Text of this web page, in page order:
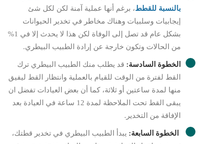
بالنسبة للقطط، برغم أنها عملية آمنة لكن لكل شئ
إيجابيات وسلبيات وهناك مخاطر في تخدير الحيوانات
بشكل عام قد تصل إلى الوفاة لكن هذا لا يحدث إلا في 1%
من الحالات وتكون خارجة عن إرادة الطبيب البيطري.
الخطوة السادسة: قد يطلب منك الطبيب البيطري ترك
القط لفترة من الوقت للقيام بالعملية وانتظار القط ليفيق
منها لمدة ساعتين أو ثلاثة، كما أن بعض العيادات تفضل ان
يبقى القط تحت الملاحظة لمدة 12 ساعة في العيادة بعد
الإفاقة من التخدير.
الخطوة السابعة: يبدأ الطبيب البيطري في تخدير قطتك،